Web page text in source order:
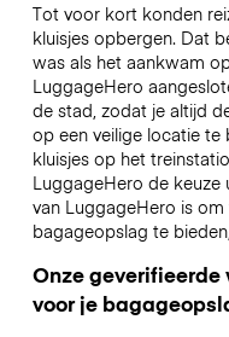
Tot voor kort konden
kluisjes opbergen. Dat
was als het aankwam
LuggageHero
de stad, zodat je altijd
op een veilige locatie
kluisjes op het
LuggageHero de keuze
van LuggageHero is
bagageopslag te
Onze
voor je